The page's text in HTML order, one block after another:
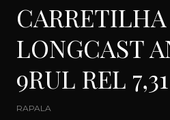
LONGCAST
9RUL REL
RAPALA